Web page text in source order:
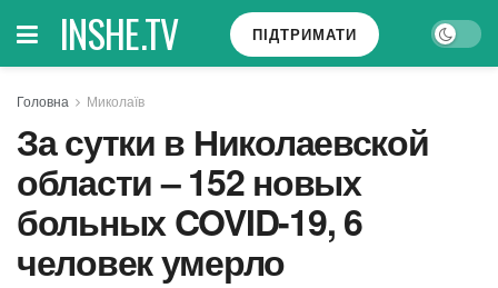
INSHE.TV ПІДТРИМАТИ
Головна Миколаїв
За сутки в Николаевской
области – 152 новых
больных COVID-19, 6
человек умерло